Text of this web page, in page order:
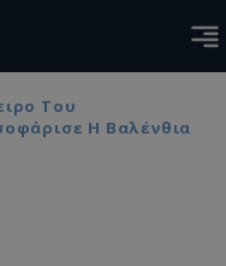
Του
Η Βαλένθια